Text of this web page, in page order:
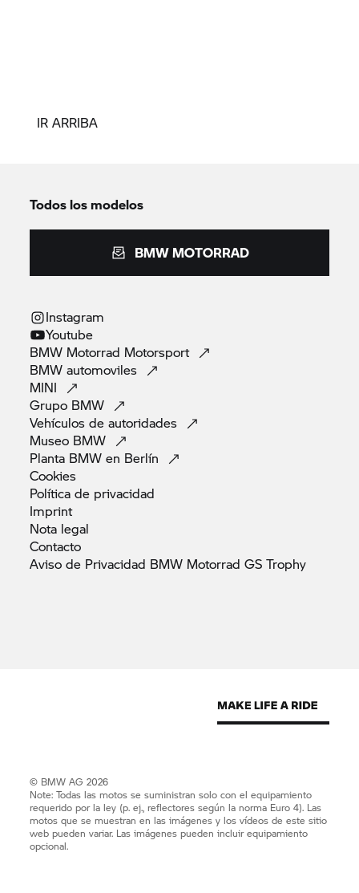
IR ARRIBA
Todos los modelos
BMW MOTORRAD
Instagram
Youtube
BMW Motorrad Motorsport
BMWautomoviles
MINI
Grupo BMW
Vehículos deautoridades
Museo BMW
Planta BMW en Berlín
Cookies
Política de privacidad
Imprint
Nota legal
Contacto
Aviso de Privacidad BMW Motorrad GSTrophy
© BMW AG 2026
Note: Todas las motos se suministran solo con el equipamiento
requerido por la ley (p. ej., reflectores según la norma Euro 4). Las
motos que se muestran en las imágenes y los vídeos de este sitio
web pueden variar. Las imágenes pueden incluir equipamiento
opcional.